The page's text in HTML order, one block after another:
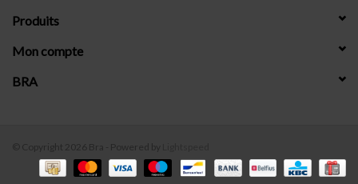
Produits
Mon compte
BRA
© Copyright 2026 Bra - Powered by